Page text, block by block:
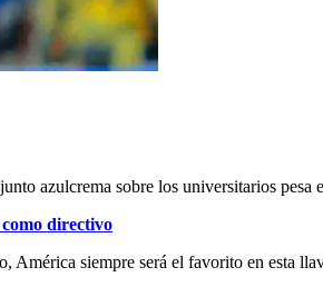
azulcrema sobre los universitarios pesa
directivo
América siempre será el favorito en esta